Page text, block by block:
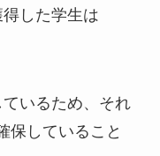
した学生は
いるため、それ
保していること